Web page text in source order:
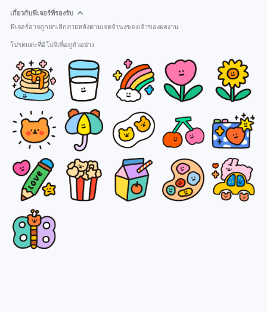
เกี่ยวกับฟีเจอร์ที่รองรับ
ฟีเจอร์อาจถูกยกเลิกภายหลังตามเจตจำนงของเจ้าของผลงาน
โปรดแตะที่อิโมจิเพื่อดูตัวอย่าง